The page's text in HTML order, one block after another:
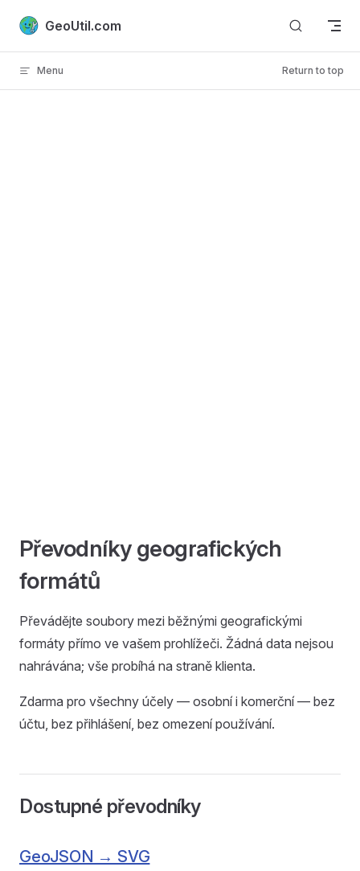
Skip to content
GeoUtil.com
Menu Return to top
Převodníky geografických
formátů
Převádějte soubory mezi běžnými geografickými
formáty přímo ve vašem prohlížeči. Žádná data nejsou
nahrávána; vše probíhá na straně klienta.
Zdarma pro všechny účely — osobní i komerční — bez
účtu, bez přihlášení, bez omezení používání.
Dostupné převodníky
GeoJSON → SVG